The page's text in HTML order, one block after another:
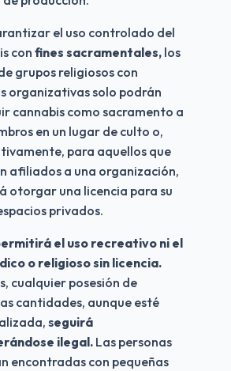
el uso controlado del
con fines sacramentales, los
grupos religiosos con
organizativas solo podrán
cannabis como sacramento a
en un lugar de culto o,
para aquellos que
afiliados a una organización,
otorgar una licencia para su
privados.
el uso recreativo ni el
o religioso sin licencia.
cualquier posesión de
cantidades, aunque esté
seguirá
ilegal. Las personas
encontradas con pequeñas